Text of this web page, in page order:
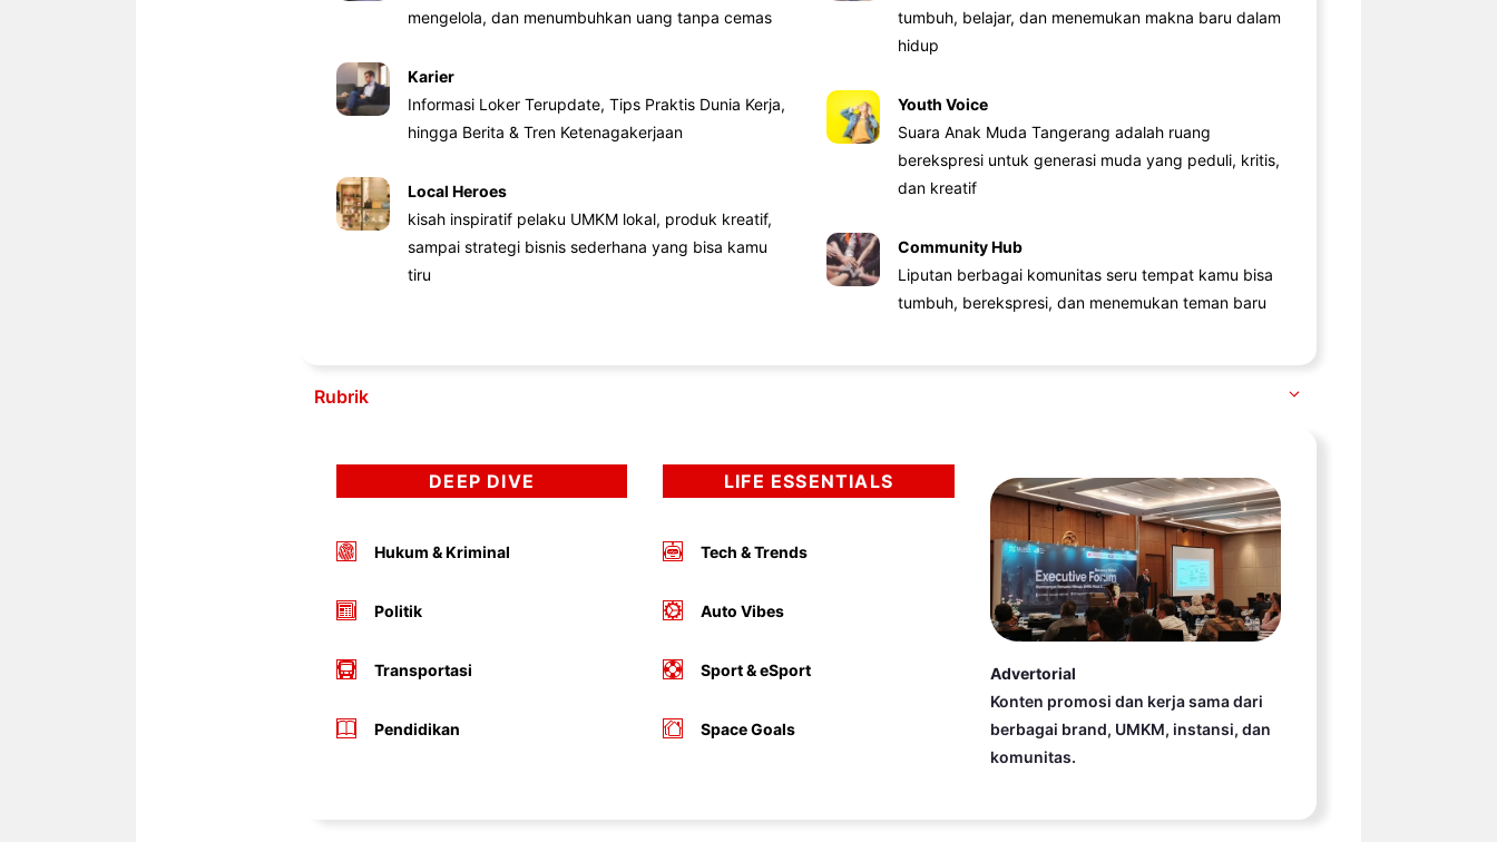
mengelola, dan menumbuhkan uang tanpa cemas
Karier
Informasi Loker Terupdate, Tips Praktis Dunia Kerja,
hingga Berita & Tren Ketenagakerjaan
Local Heroes
kisah inspiratif pelaku UMKM lokal, produk kreatif,
sampai strategi bisnis sederhana yang bisa kamu
tiru
tumbuh, belajar, dan menemukan makna baru dalam
hidup
Youth Voice
Suara Anak Muda Tangerang adalah ruang
berekspresi untuk generasi muda yang peduli, kritis,
dan kreatif
Community Hub
Liputan berbagai komunitas seru tempat kamu bisa
tumbuh, berekspresi, dan menemukan teman baru
Rubrik
DEEP DIVE
Hukum & Kriminal
Politik
Transportasi
Pendidikan
LIFE ESSENTIALS
Tech & Trends
Auto Vibes
Sport & eSport
Space Goals
Advertorial
Konten promosi dan kerja sama dari
berbagai brand, UMKM, instansi, dan
komunitas.